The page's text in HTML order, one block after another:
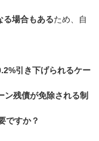
る場合もあるため、自
引き下げられるケー
ン残債が免除される制
ですか？